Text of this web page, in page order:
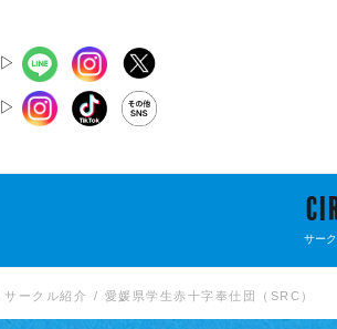
▷
▷
サー
サークル紹介 愛媛県学生赤十字奉仕団（SRC）